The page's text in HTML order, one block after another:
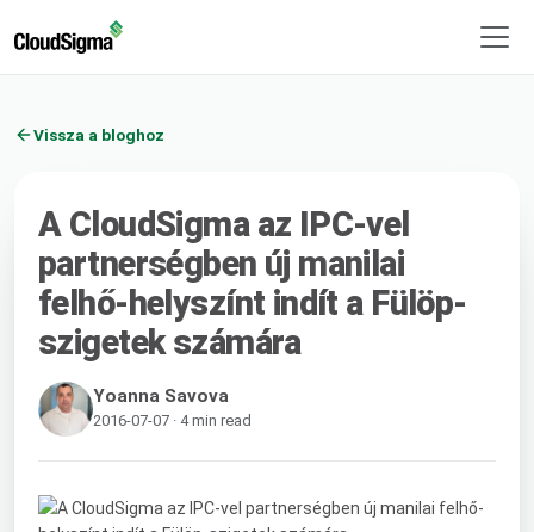
Vissza a bloghoz
A CloudSigma az IPC-vel
partnerségben új manilai
felhő-helyszínt indít a Fülöp-
szigetek számára
Yoanna Savova
2016-07-07 · 4 min read